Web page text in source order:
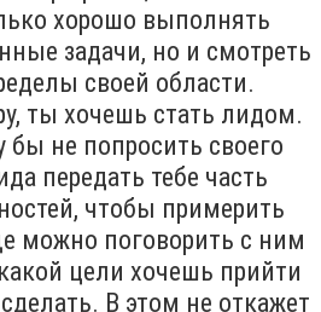
хорошо выполнять
задачи, но и смотреть
своей области.
ты хочешь стать лидом.
бы не попросить своего
передать тебе часть
чтобы примерить
можно поговорить с ним
цели хочешь прийти
В этом не откажет